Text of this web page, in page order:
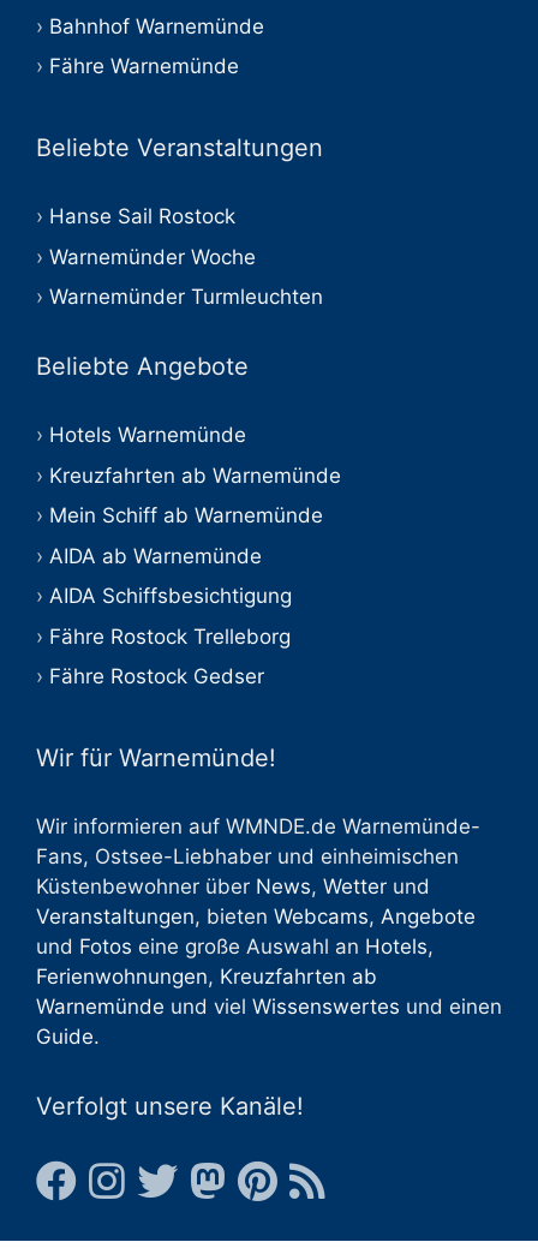
Bahnhof Warnemünde
Fähre Warnemünde
Beliebte Veranstaltungen
Hanse Sail Rostock
Warnemünder Woche
Warnemünder Turmleuchten
Beliebte Angebote
Hotels Warnemünde
Kreuzfahrten ab Warnemünde
Mein Schiff ab Warnemünde
AIDA ab Warnemünde
AIDA Schiffsbesichtigung
Fähre Rostock Trelleborg
Fähre Rostock Gedser
Wir für Warnemünde!
Wir informieren auf WMNDE.de Warnemünde-
Fans, Ostsee-Liebhaber und einheimischen
Küstenbewohner über News, Wetter und
Veranstaltungen, bieten Webcams, Angebote
und Fotos eine große Auswahl an Hotels,
Ferienwohnungen, Kreuzfahrten ab
Warnemünde und viel Wissenswertes und einen
Guide.
Verfolgt unsere Kanäle!